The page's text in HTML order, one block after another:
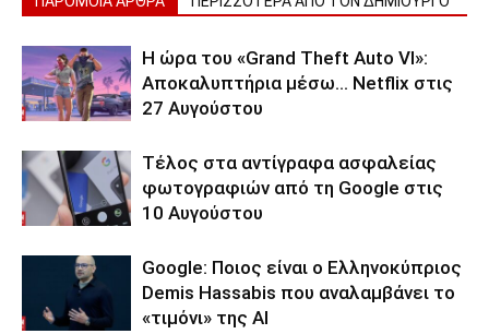
Η ώρα του «Grand Theft Auto VI»:
Αποκαλυπτήρια μέσω… Netflix στις
27 Αυγούστου
Τέλος στα αντίγραφα ασφαλείας
φωτογραφιών από τη Google στις
10 Αυγούστου
Google: Ποιος είναι ο Ελληνοκύπριος
Demis Hassabis που αναλαμβάνει το
«τιμόνι» της ΑΙ